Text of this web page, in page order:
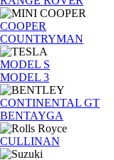
COOPER
COUNTRYMAN
MODEL S
MODEL 3
CONTINENTAL GT
BENTAYGA
CULLINAN